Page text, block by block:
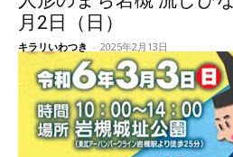
月2日（日）
キラリいわつき - 2025年2月13日